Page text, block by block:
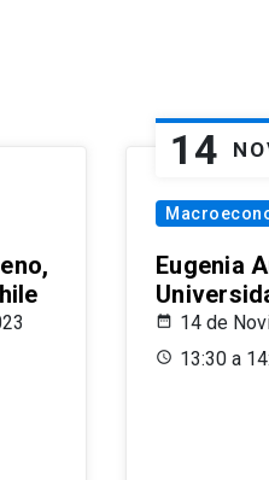
14
Eugenia
14 de
13:30 a